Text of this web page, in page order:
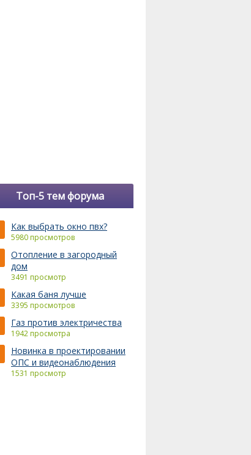
Топ-5 тем форума
Как выбрать окно пвх?
5980 просмотров
Отопление в загородный
дом
3491 просмотр
Какая баня лучше
3395 просмотров
Газ против электричества
1942 просмотра
Новинка в проектировании
ОПС и видеонаблюдения
1531 просмотр